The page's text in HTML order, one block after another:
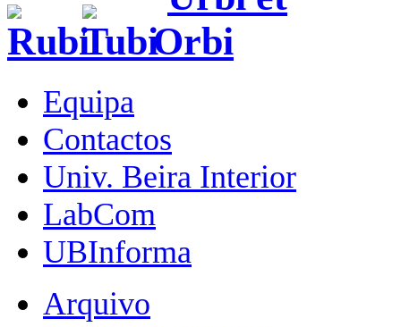
Equipa
Contactos
Univ. Beira Interior
LabCom
UBInforma
Arquivo